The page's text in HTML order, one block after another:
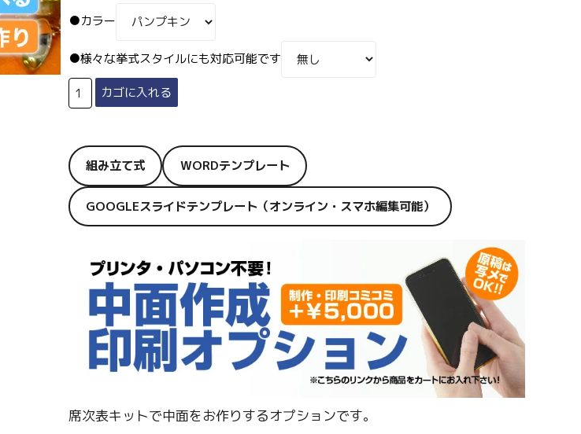
●カラー
●様々な挙式スタイルにも対応可能です
組み立て式 WORDテンプレート
GOOGLEスライドテンプレート（オンライン・スマホ編集可能）
席次表キットで中面をお作りするオプションです。